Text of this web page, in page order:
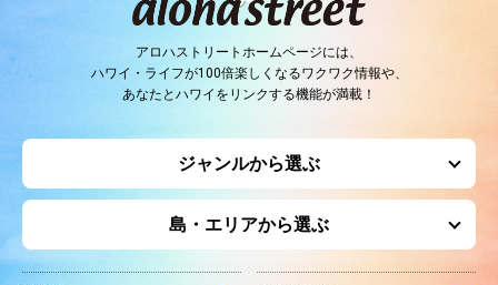
アロハストリートホームページには、
ハワイ・ライフが100倍楽しくなるワクワク情報や、
あなたとハワイをリンクする機能が満載！
ジャンルから選ぶ
島・エリアから選ぶ